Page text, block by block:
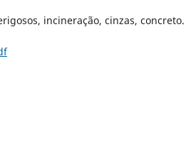
incineração, cinzas, concreto.